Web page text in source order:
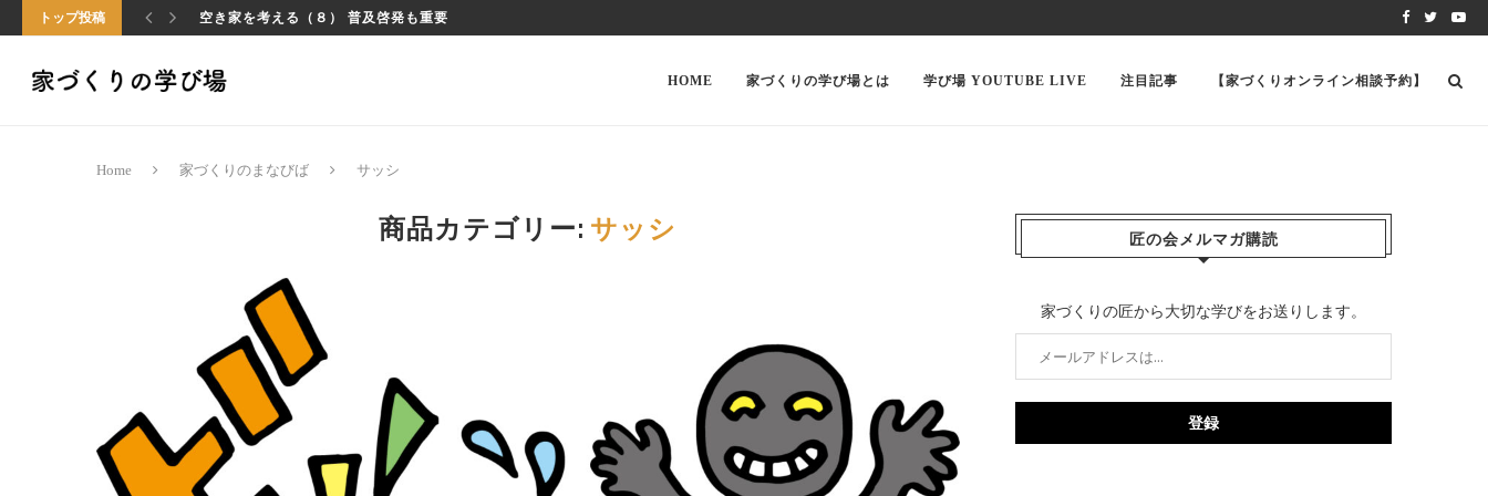
トップ投稿 空き家を考える（８） 普及啓発も重要
HOME
家づくりの学び場とは 学び場 YOUTUBE LIVE 注目記事 【家づくりオンライン相談予約】
Home 家づくりのまなびば サッシ
商品カテゴリー: サッシ 匠の会メルマガ購読
家づくりの匠から大切な学びをお送りします。